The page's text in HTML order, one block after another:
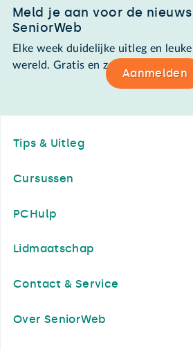
Meld je aan voor de
SeniorWeb
Elke week duidelijke uitleg en
wereld. Gratis en zomaar in de
Aanmelden
Tips & Uitleg
Cursussen
PCHulp
Lidmaatschap
Contact & Service
Over SeniorWeb